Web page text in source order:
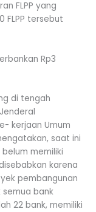
FLPP yang
FLPP tersebut
Rp3
di tengah
kerjaan Umum
saat ini
memiliki
karena
pembangunan
semua bank
22 bank, memiliki